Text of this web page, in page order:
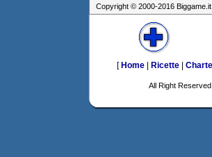
Copyright © 2000-2016 Biggame.it
[ Home| Ricette|
All Right